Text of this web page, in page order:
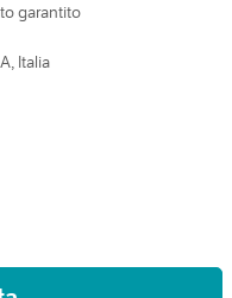
garantito
Italia